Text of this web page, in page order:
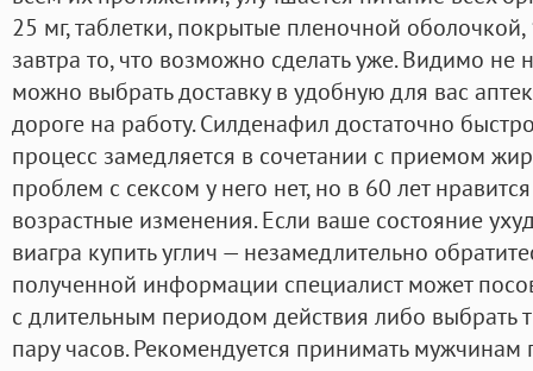
25 мг, таблетки, покрытые пленочной
завтра то, что возможно сделать уже. Видимо не
можно выбрать доставку в удобную для вас
дороге на работу. Силденафил достаточно
процесс замедляется в сочетании с приемом
проблем с сексом у него нет, но в 60 лет
возрастные изменения. Если ваше состояние
виагра купить углич — незамедлительно
полученной информации специалист может
с длительным периодом действия либо выбрать
пару часов. Рекомендуется принимать мужчинам